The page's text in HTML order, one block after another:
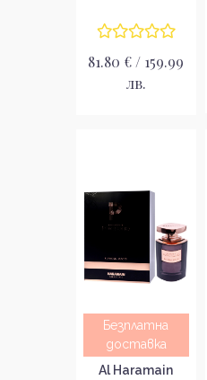
81.80 € / 159.99
лв.
Безплатна
доставка
Al Haramain